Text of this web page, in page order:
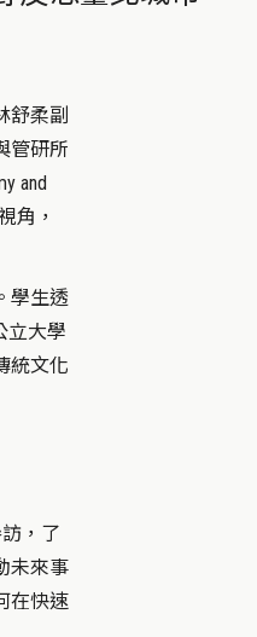
舒柔副
管研所
and
角，
學生透
立大學
統文化
，了
未來事
在快速